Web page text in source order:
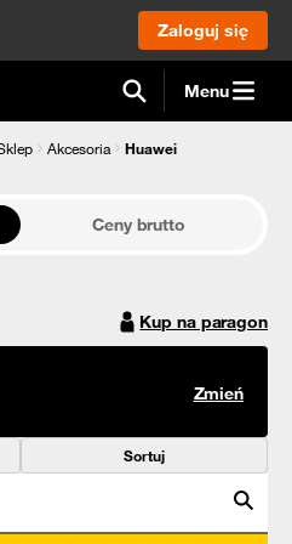
Zaloguj się
Menu
Akcesoria Huawei
Ceny brutto
Kup na paragon
Zmień
Sortuj